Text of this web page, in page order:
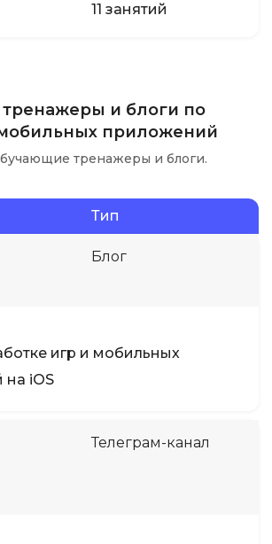
11 занятий
и блоги по
приложений
тренажеры и блоги.
Тип
Блог
игр и мобильных
iOS
Телеграм-канал